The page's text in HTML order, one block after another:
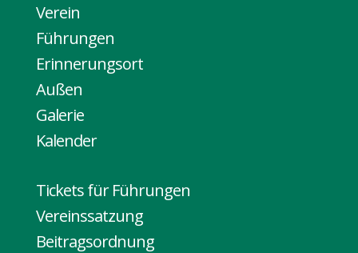
Verein
Führungen
Erinnerungsort
Außen
Galerie
Kalender
Tickets für Führungen
Vereinssatzung
Beitragsordnung